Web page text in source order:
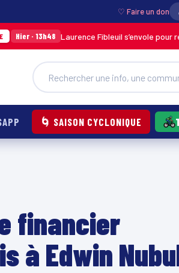
♡ Faire un don
Laurence Fibleuil s’envole pour représenter
🌀 SAISON CYCLONIQUE
financier
à Edwin